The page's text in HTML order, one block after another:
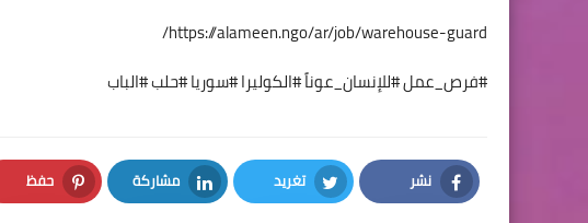
https://alameen.ngo/ar/job/warehouse-guard/
#فرص_عمل #للإنسان_عوناً #الكوليرا #سوريا #حلب #الباب
نشر
Facebook
تغريد
Twitter
مشاركة
LinkedIn
حفظ
Pinterest